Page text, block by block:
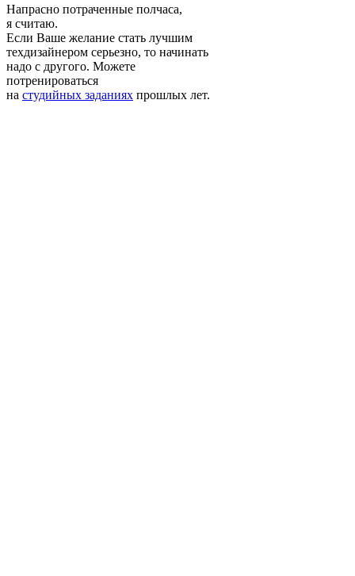
Напрасно потраченные полчаса,
я считаю.
Если Ваше желание стать лучшим
техдизайнером серьезно, то начинать
надо с другого. Можете
потренироваться
на студийных заданиях прошлых лет.